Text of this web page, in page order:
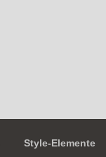
Style-Elemente